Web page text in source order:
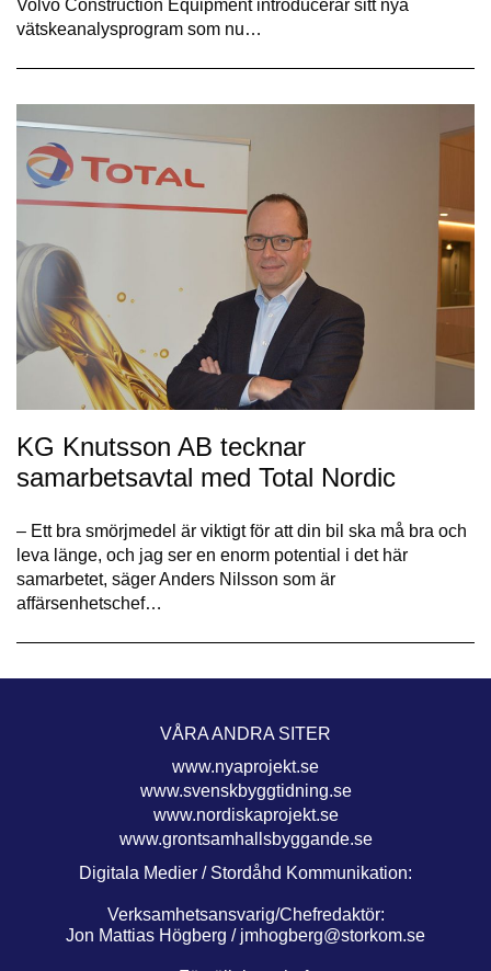
Volvo Construction Equipment introducerar sitt nya
vätskeanalysprogram som nu…
KG Knutsson AB tecknar
samarbetsavtal med Total Nordic
– Ett bra smörjmedel är viktigt för att din bil ska må bra och
leva länge, och jag ser en enorm potential i det här
samarbetet, säger Anders Nilsson som är
affärsenhetschef…
VÅRA ANDRA SITER
www.nyaprojekt.se
www.svenskbyggtidning.se
www.nordiskaprojekt.se
www.grontsamhallsbyggande.se
Digitala Medier / Stordåhd Kommunikation:
Verksamhetsansvarig/Chefredaktör:
Jon Mattias Högberg / jmhogberg@storkom.se